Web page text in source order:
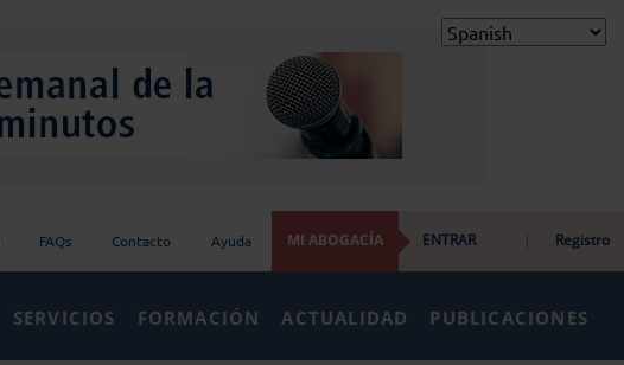
FAQs Contacto Ayuda MI ABOGACÍA ENTRAR | Registro
SERVICIOS FORMACIÓN ACTUALIDAD PUBLICACIONES